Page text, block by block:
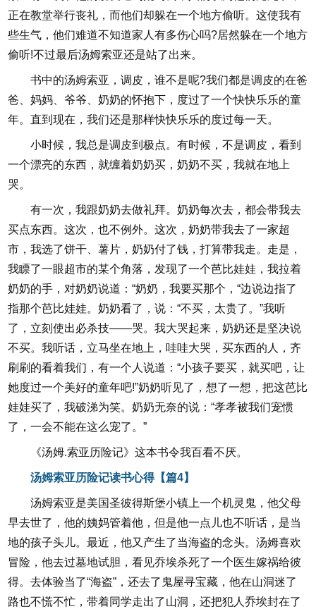
正在教堂举行丧礼，而他们却躲在一个地方偷听。这使我有
些生气，他们难道不知道家人有多伤心吗?居然躲在一个地方
偷听!不过最后汤姆索亚还是站了出来。
书中的汤姆索亚，调皮，谁不是呢?我们都是调皮的在爸
爸、妈妈、爷爷、奶奶的怀抱下，度过了一个快快乐乐的童
年。直到现在，我们还是那样快快乐乐的度过每一天。
小时候，我总是调皮到极点。有时候，不是调皮，看到
一个漂亮的东西，就缠着奶奶买，奶奶不买，我就在地上
哭。
有一次，我跟奶奶去做礼拜。奶奶每次去，都会带我去
买点东西。这次，也不例外。这次，奶奶带我去了一家超
市，我选了饼干、薯片，奶奶付了钱，打算带我走。走是，
我瞟了一眼超市的某个角落，发现了一个芭比娃娃，我拉着
奶奶的手，对奶奶说道：“奶奶，我要买那个，“边说边指了
指那个芭比娃娃。奶奶看了，说：“不买，太贵了。”我听
了，立刻使出必杀技——哭。我大哭起来，奶奶还是坚决说
不买。我听话，立马坐在地上，哇哇大哭，买东西的人，齐
刷刷的看着我们，有一个人说道：“小孩子要买，就买吧，让
她度过一个美好的童年吧!”奶奶听见了，想了一想，把这芭比
娃娃买了，我破涕为笑。奶奶无奈的说：“孝孝被我们宠惯
了，一会不能在这么宠了。”
《汤姆.索亚历险记》这本书令我百看不厌。
汤姆索亚历险记读书心得【篇4】
汤姆索亚是美国圣彼得斯堡小镇上一个机灵鬼，他父母
早去世了，他的姨妈管着他，但是他一点儿也不听话，是当
地的孩子头儿。最近，他又产生了当海盗的念头。汤姆喜欢
冒险，他去过墓地试胆，看见乔埃杀死了一个医生嫁祸给彼
得。去体验当了“海盗”，还去了鬼屋寻宝藏，他在山洞迷了
路也不慌不忙，带着同学走出了山洞，还把犯人乔埃封在了